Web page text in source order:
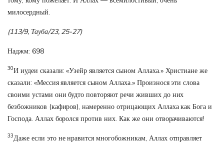
милосердный.
(113/9, Тауба/23, 25-27)
Наджм: 698
30И иудеи сказали: «Узейр является сыном Аллаха.» Христиане же
сказали: «Мессия является сыном Аллаха.» Произнося эти слова
своими устами они будто повторяют речи живших до них
безбожников (кафиров), намеренно отрицающих Аллаха как Бога и
Господа. Аллах боролся против них. Как же они отворачиваются!
33Даже если это не нравится многобожникам, Аллах отправляет